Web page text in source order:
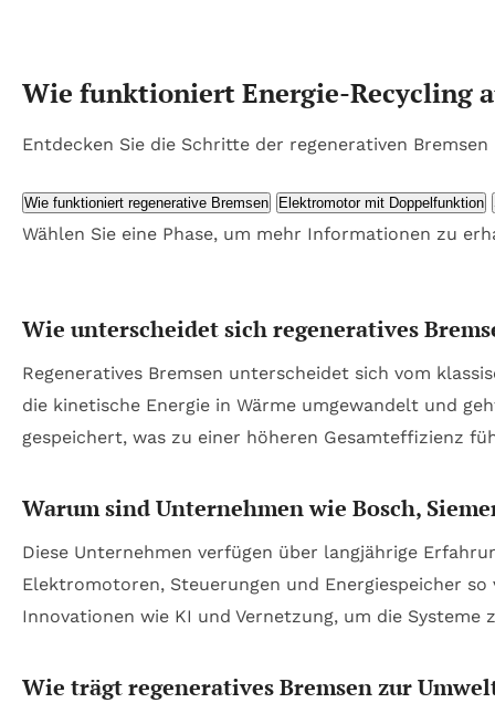
Wie funktioniert Energie-Recycling
Entdecken Sie die Schritte der regenerativen
Wie funktioniert regenerative Bremsen Elektromotor mit Doppelfunktion
Wählen Sie eine Phase, um mehr Informationen zu
Wie unterscheidet sich regeneratives
Regeneratives Bremsen unterscheidet sich vom
die kinetische Energie in Wärme umgewandelt und
gespeichert, was zu einer höheren Gesamteffizienz
Warum sind Unternehmen wie Bosch,
Diese Unternehmen verfügen über langjährige
Elektromotoren, Steuerungen und Energiespeicher
Innovationen wie KI und Vernetzung, um die Systeme
Wie trägt regeneratives Bremsen zur